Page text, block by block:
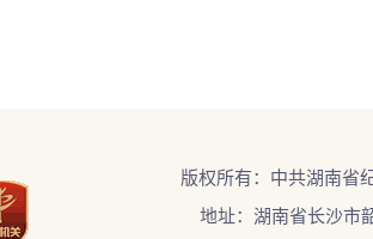
版权所有：中共湖南省
地址：湖南省长沙市